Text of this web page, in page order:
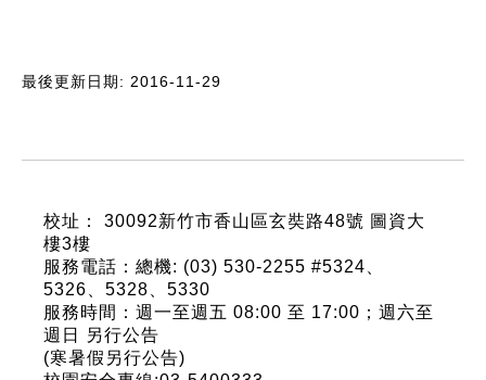
最後更新日期: 2016-11-29
校址： 30092新竹市香山區玄奘路48號 圖資大
樓3樓
服務電話：總機: (03) 530-2255 #5324、
5326、5328、5330
服務時間：週一至週五 08:00 至 17:00；週六至
週日 另行公告
(寒暑假另行公告)